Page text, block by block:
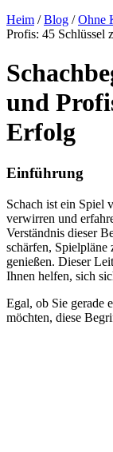
Heim /Blog /Ohne
Profis: 45 Schlüssel
und
Erfolg
Einführung
Schach ist ein Spiel
verwirren und
Verständnis dieser
schärfen, Spielpläne
genießen. Dieser
Ihnen helfen, sich
Egal, ob Sie gerade
möchten, diese